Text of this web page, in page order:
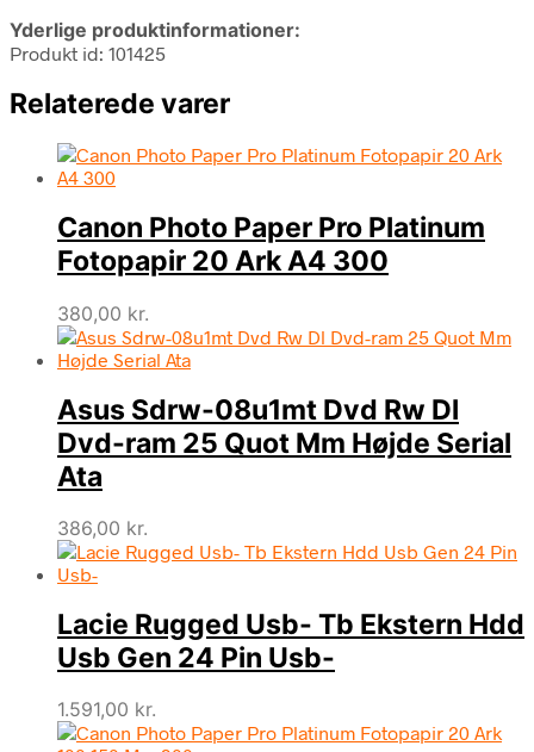
Yderlige produktinformationer:
Produkt id: 101425
Relaterede varer
Canon Photo Paper Pro Platinum
Fotopapir 20 Ark A4 300
380,00 kr.
Asus Sdrw-08u1mt Dvd Rw Dl
Dvd-ram 25 Quot Mm Højde Serial
Ata
386,00 kr.
Lacie Rugged Usb- Tb Ekstern Hdd
Usb Gen 24 Pin Usb-
1.591,00 kr.